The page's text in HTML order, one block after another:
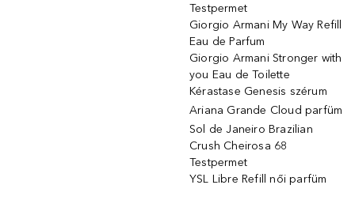
Testpermet
Giorgio Armani My Way Refill
Eau de Parfum
Giorgio Armani Stronger with
you Eau de Toilette
Kérastase Genesis szérum
Ariana Grande Cloud parfüm
Sol de Janeiro Brazilian
Crush Cheirosa 68
Testpermet
YSL Libre Refill női parfüm